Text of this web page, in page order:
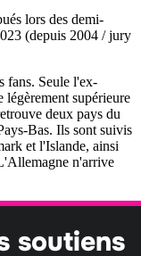
lors des demi-
(depuis 2004 / jury
fans. Seule l'ex-
légèrement supérieure
deux pays du
Bas. Ils sont suivis
et l'Islande, ainsi
n'arrive